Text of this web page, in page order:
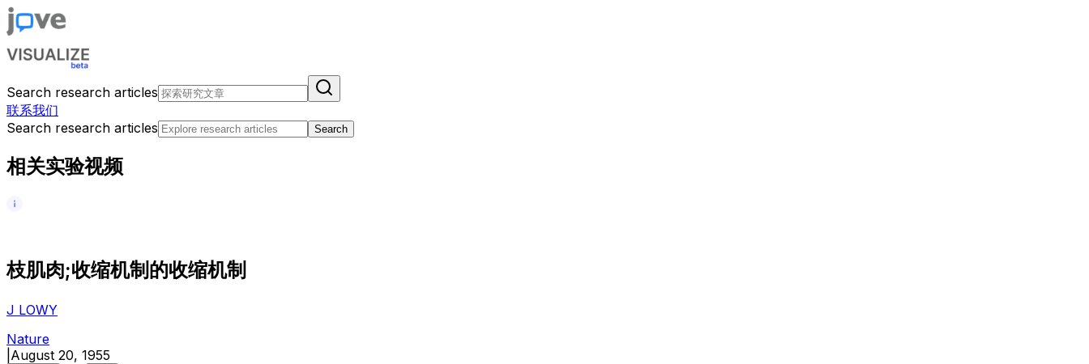
Search research articles
联系我们
Search research articles
Search
相关实验视频
枝肌肉;收缩机制 的收缩机制
J LOWY
Nature
August 20, 1955